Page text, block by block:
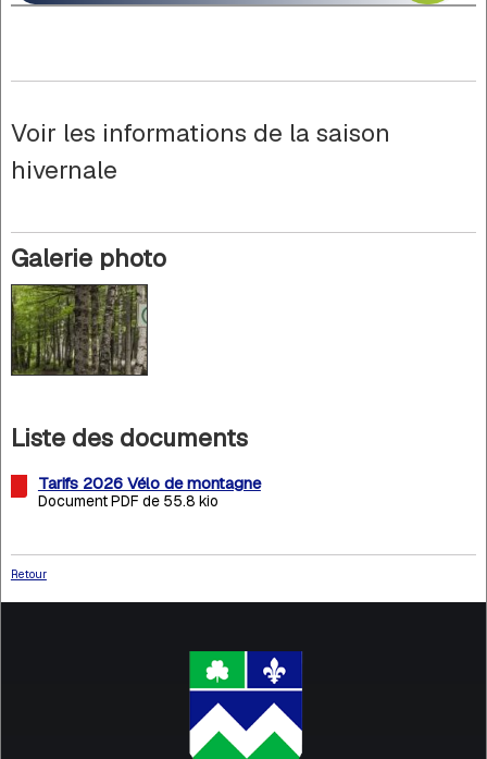
Voir les informations de la saison
hivernale
Galerie photo
Liste des documents
Tarifs 2026 Vélo de montagne
Document PDF de 55.8 kio
Retour